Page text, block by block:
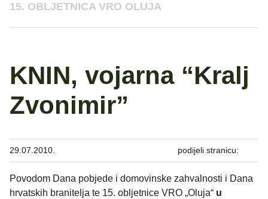
15. OBLJETNICA VRO OLUJA
KNIN, vojarna “Kralj
Zvonimir”
29.07.2010. podijeli stranicu:
Povodom Dana pobjede i domovinske zahvalnosti i Dana
hrvatskih branitelja te 15. obljetnice VRO „Oluja“ u